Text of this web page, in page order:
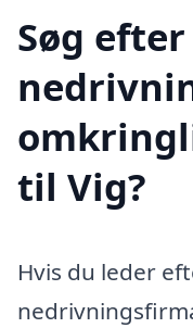
Søg
til Vig?
Hvis du leder